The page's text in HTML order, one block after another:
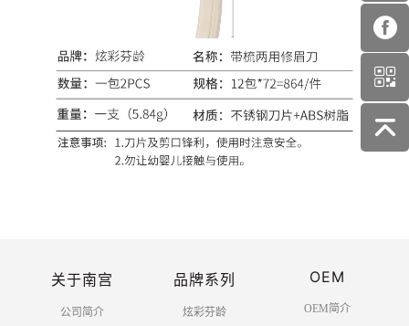
关于南宫
公司简介
品牌系列
炫彩芬龄
OEM
OEM简介